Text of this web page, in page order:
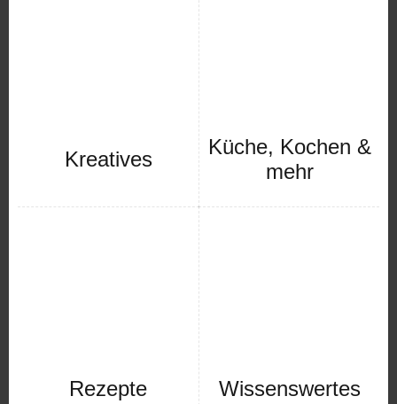
Kreatives
Küche, Kochen &
mehr
Rezepte Wissenswertes